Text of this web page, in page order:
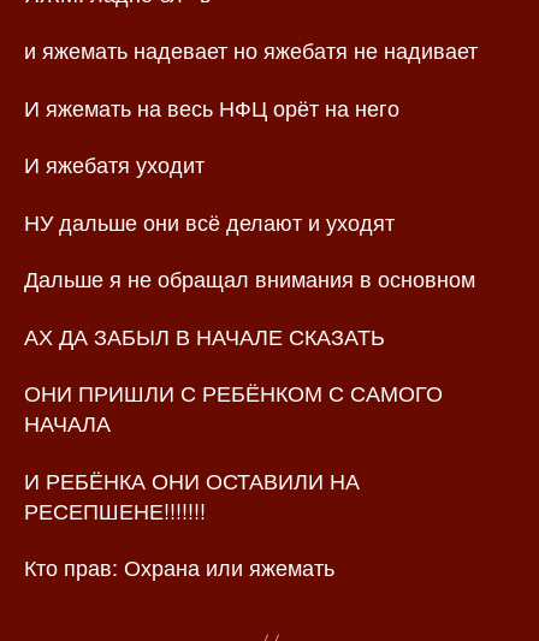
и яжемать надевает но яжебатя не надивает
И яжемать на весь НФЦ орёт на него
И яжебатя уходит
НУ дальше они всё делают и уходят
Дальше я не обращал внимания в основном
АХ ДА ЗАБЫЛ В НАЧАЛЕ СКАЗАТЬ
ОНИ ПРИШЛИ С РЕБЁНКОМ С САМОГО
НАЧАЛА
И РЕБЁНКА ОНИ ОСТАВИЛИ НА
РЕСЕПШЕНЕ!!!!!!!
Кто прав: Охрана или яжемать